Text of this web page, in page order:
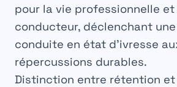
pour la vie professionnelle
conducteur, déclenchant
conduite en état d’ivresse
répercussions durables.
Distinction entre rétention et